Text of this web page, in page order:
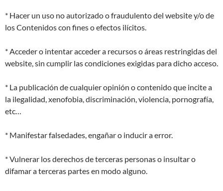
* Hacer un uso no autorizado o fraudulento del website y/o de
los Contenidos con fines o efectos ilícitos.
* Acceder o intentar acceder a recursos o áreas restringidas del
website, sin cumplir las condiciones exigidas para dicho acceso.
* La publicación de cualquier opinión o contenido que incite a
la ilegalidad, xenofobia, discriminación, violencia, pornografía,
etc…
* Manifestar falsedades, engañar o inducir a error.
* Vulnerar los derechos de terceras personas o insultar o
difamar a terceras partes en modo alguno.